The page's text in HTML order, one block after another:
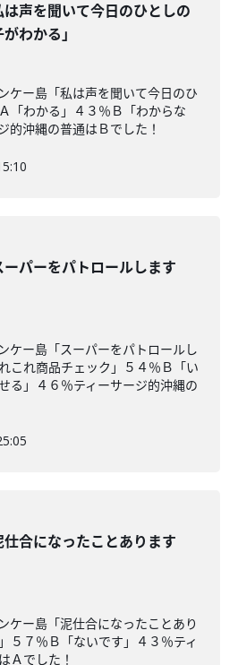
は声を聞いて今日のひとしの
わかる」
ケー島「私は声を聞いて今日のひ
「わかる」４３％Ｂ「わからな
的沖縄の普通はＢでした！
ーパーをパトロールします
ケー島「スーパーをパトロールし
これ商品チェック」５４％Ｂ「い
る」４６％ティーサージ的沖縄の
仕合になったことあります
ケー島「泥仕合になったことあり
５７％Ｂ「ないです」４３％ティ
Ａでした！